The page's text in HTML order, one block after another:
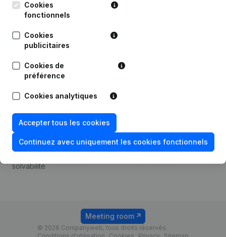
Cookies
fonctionnels
Cookies
publicitaires
Cookies de
préférence
Cookies analytiques
Accepter tous les cookies
Continuez avec uniquement les cookies fonctionnels
1800 Vilvoorde
Compliance et prévention
de la fraude
Consulter des comptes
Recherche de numéro de
TVA
solvabilité
Tarifs
© 2026 Companyweb, tous droits réservés.
Meeting room